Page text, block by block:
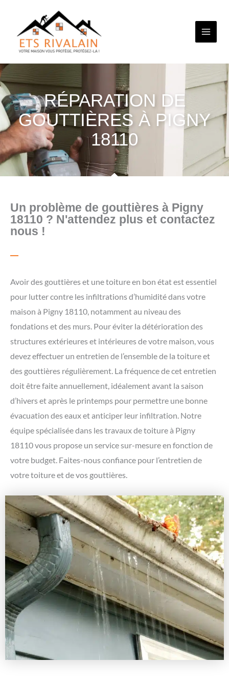
contenu
RÉPARATION DE
GOUTTIÈRES À PIGNY
18110
Un problème de gouttières à Pigny
18110 ? N'attendez plus et contactez
nous !
Avoir des gouttières et une toiture en bon état est essentiel
pour lutter contre les infiltrations d’humidité dans votre
maison à Pigny 18110, notamment au niveau des
fondations et des murs. Pour éviter la détérioration des
structures extérieures et intérieures de votre maison, vous
devez effectuer un entretien de l’ensemble de la toiture et
des gouttières régulièrement. La fréquence de cet entretien
doit être faite annuellement, idéalement avant la saison
d’hivers et après le printemps pour permettre une bonne
évacuation des eaux et anticiper leur infiltration. Notre
équipe spécialisée dans les travaux de toiture à Pigny
18110 vous propose un service sur-mesure en fonction de
votre budget. Faites-nous confiance pour l’entretien de
votre toiture et de vos gouttières.